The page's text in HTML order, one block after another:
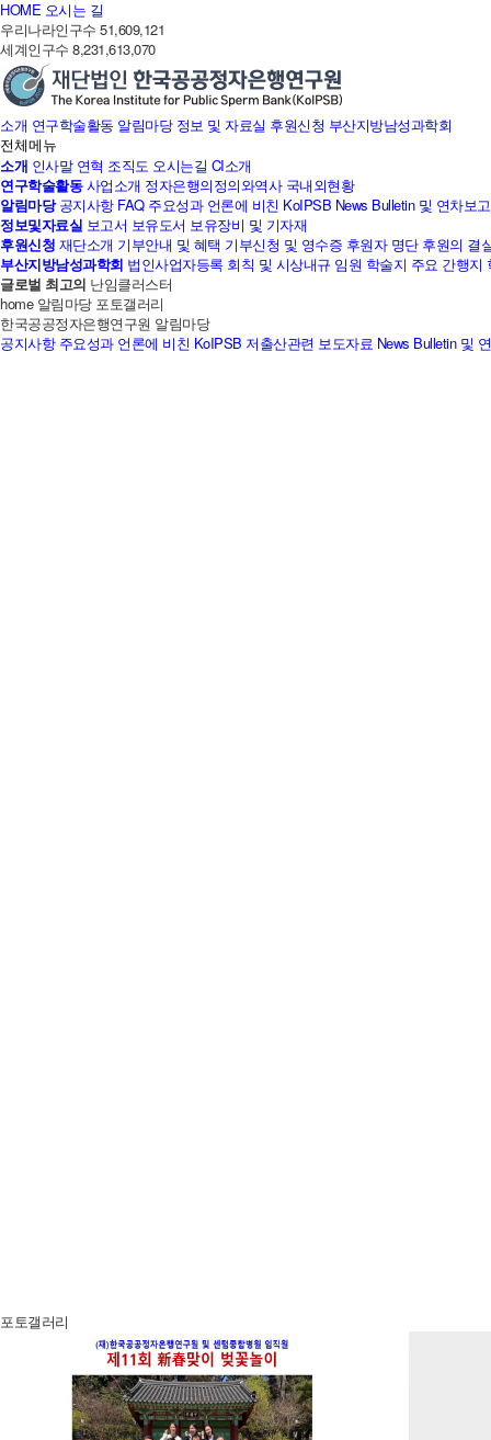
HOME 오시는 길
우리나라인구수 51,609,121
세계인구수 8,231,613,070
소개 연구학술활동 알림마당 정보 및 자료실 후원신청 부산지방남성과학회
전체메뉴
소개 인사말 연혁 조직도 오시는길 CI소개
연구학술활동 사업소개 정자은행의정의와역사 국내외현황
알림마당 공지사항 FAQ 주요성과 언론에 비친 KoIPSB News Bulletin 및 연차보
정보및자료실 보고서 보유도서 보유장비 및 기자재
후원신청 재단소개 기부안내 및 혜택 기부신청 및 영수증 후원자 명단 후원의 결
부산지방남성과학회 법인사업자등록 회칙 및 시상내규 임원 학술지 주요 간행지
글로벌 최고의 난임클러스터
home 알림마당 포토갤러리
한국공공정자은행연구원 알림마당
공지사항 주요성과 언론에 비친 KoIPSB 저출산관련 보도자료 News Bulletin 및
포토갤러리